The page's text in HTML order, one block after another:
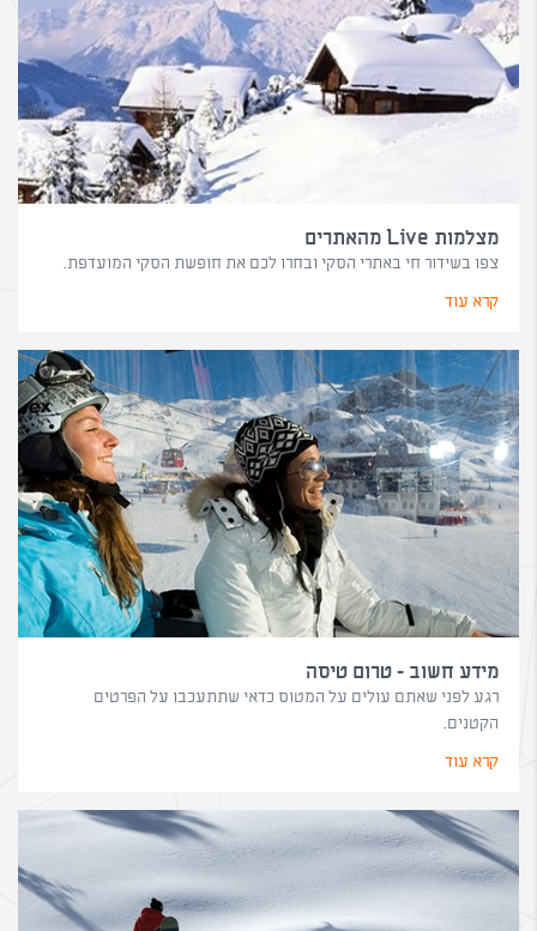
מצלמות Live מהאתרים
צפו בשידור חי באתרי הסקי ובחרו לכם את חופשת הסקי המועדפת.
קרא עוד
מידע חשוב - טרום טיסה
רגע לפני שאתם עולים על המטוס כדאי שתתעכבו על הפרטים
הקטנים.
קרא עוד